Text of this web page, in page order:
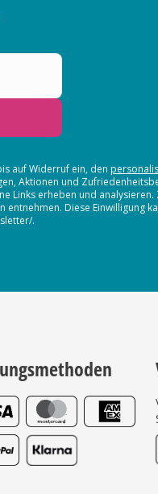
auf Widerruf ein, den
Aktionen und
Links erheben und
entnehmen. Diese
.